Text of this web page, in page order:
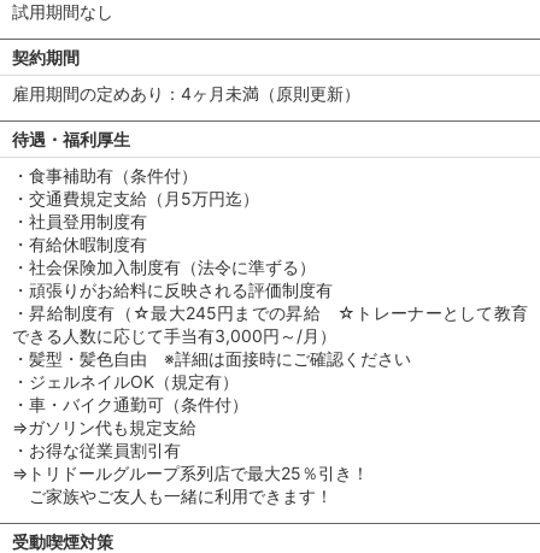
試用期間なし
契約期間
雇用期間の定めあり：4ヶ月未満（原則更新）
待遇・福利厚生
・食事補助有（条件付）
・交通費規定支給（月5万円迄）
・社員登用制度有
・有給休暇制度有
・社会保険加入制度有（法令に準ずる）
・頑張りがお給料に反映される評価制度有
・昇給制度有（☆最大245円までの昇給 ☆トレーナーとして教育
できる人数に応じて手当有3,000円～/月）
・髪型・髪色自由 ※詳細は面接時にご確認ください
・ジェルネイルOK（規定有）
・車・バイク通勤可（条件付）
⇒ガソリン代も規定支給
・お得な従業員割引有
⇒トリドールグループ系列店で最大25％引き！
ご家族やご友人も一緒に利用できます！
受動喫煙対策